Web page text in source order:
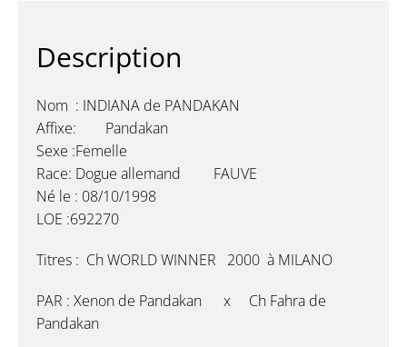
Description
Nom : INDIANA de PANDAKAN
Affixe: Pandakan
Sexe :Femelle
Race: Dogue allemand FAUVE
Né le : 08/10/1998
LOE :692270
Titres : Ch WORLD WINNER 2000 à MILANO
PAR : Xenon de Pandakan x Ch Fahra de
Pandakan